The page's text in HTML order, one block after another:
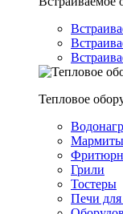
Тепловое
Мармиты
Грили
Тостеры
Печи